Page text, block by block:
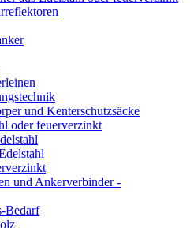
und Kenterschutzsäcke
oder feuerverzinkt
und Ankerverbinder -
Bedarf